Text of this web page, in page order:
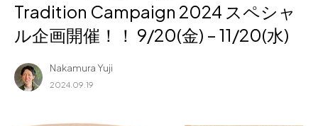
About us
for Business
Recruit
Tradition Campaign 2024 スペシャ
ル企画開催！！ 9/20(金) – 11/20(水)
Nakamura Yuji
2024.09.19